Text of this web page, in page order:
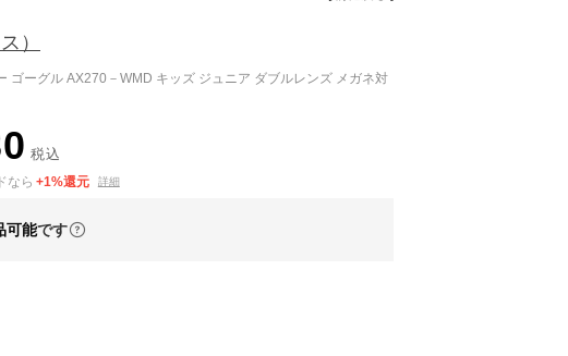
）
ゴーグル AX270－WMD キッズ ジュニア ダブルレンズ メガネ対
税込
なら +1%還元 詳細
可能です